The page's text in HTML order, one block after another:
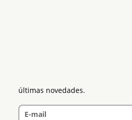
últimas novedades.
E-mail